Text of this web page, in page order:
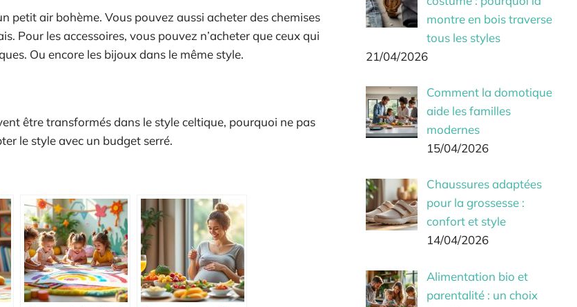
petit air bohème. Vous pouvez aussi acheter des chemises
Pour les accessoires, vous pouvez n’acheter que ceux qui
Ou encore les bijoux dans le même style.
être transformés dans le style celtique, pourquoi ne pas
le style avec un budget serré.
montre en bois traverse
tous les styles
21/04/2026
Comment la domotique
aide les familles
modernes
15/04/2026
Chaussures adaptées
pour la grossesse :
confort et style
14/04/2026
Alimentation bio et
parentalité : un choix